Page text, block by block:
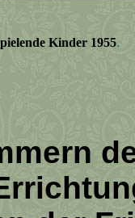
Kinder 1955.